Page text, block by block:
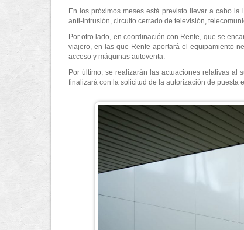
En los próximos meses está previsto llevar a cabo
anti-intrusión, circuito cerrado de televisión,
Por otro lado, en coordinación con Renfe, que se
viajero, en las que Renfe aportará el equipamiento
acceso y máquinas autoventa.
Por último, se realizarán las actuaciones relativas al
finalizará con la solicitud de la autorización de puesta